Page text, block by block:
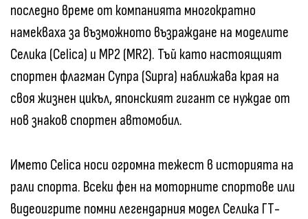
последно време от компанията многократно
намекваха за възможното възраждане на моделите
Селика (Celica) и МР2 (MR2). Тъй като настоящият
спортен флагман Супра (Supra) наближава края на
своя жизнен цикъл, японският гигант се нуждае от
нов знаков спортен автомобил.
Името Celica носи огромна тежест в историята на
рали спорта. Всеки фен на моторните спортове или
видеоигрите помни легендарния модел Селика ГТ-